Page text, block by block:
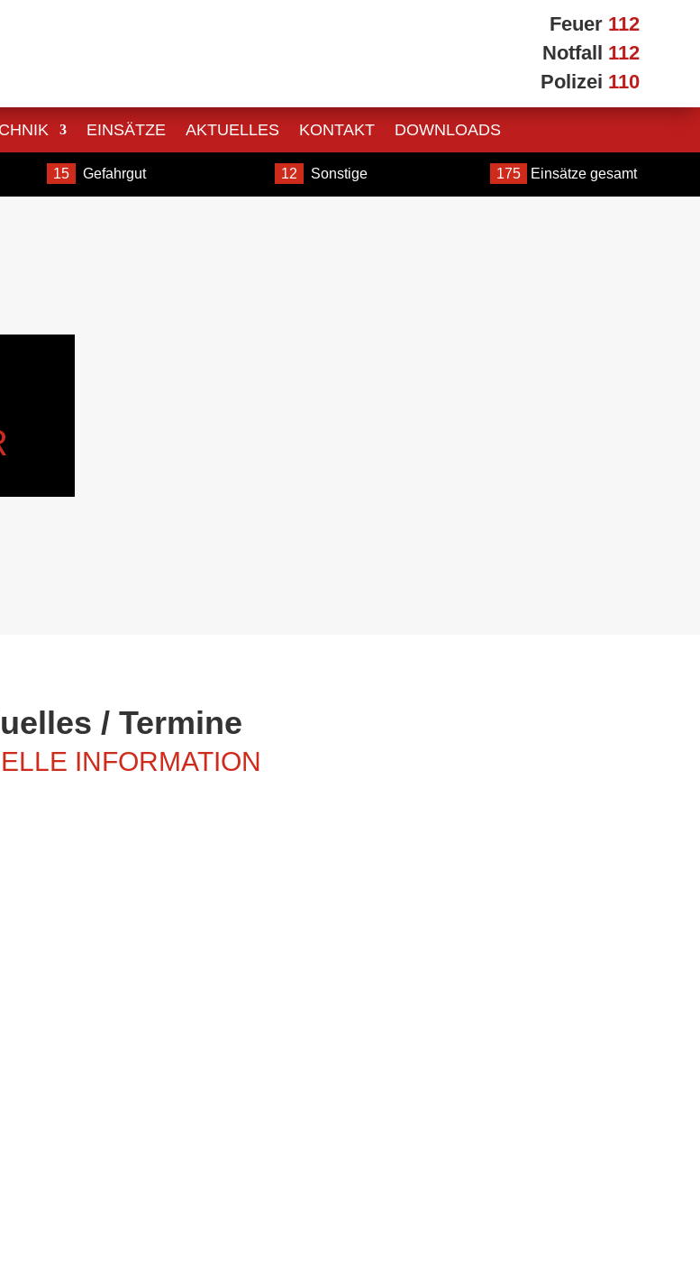
Feuer 112
Notfall 112
Polizei 110
EINSÄTZE AKTUELLES KONTAKT DOWNLOADS
15 Gefahrgut 12 Sonstige 175 Einsätze gesamt
/ Termine
INFORMATION